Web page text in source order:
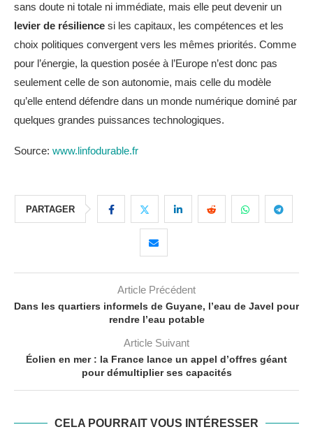
sans doute ni totale ni immédiate, mais elle peut devenir un
levier de résilience si les capitaux, les compétences et les
choix politiques convergent vers les mêmes priorités. Comme
pour l’énergie, la question posée à l’Europe n’est donc pas
seulement celle de son autonomie, mais celle du modèle
qu’elle entend défendre dans un monde numérique dominé par
quelques grandes puissances technologiques.
Source: www.linfodurable.fr
PARTAGER
Article Précédent
Dans les quartiers informels de Guyane, l’eau de Javel pour
rendre l’eau potable
Article Suivant
Éolien en mer : la France lance un appel d’offres géant
pour démultiplier ses capacités
CELA POURRAIT VOUS INTÉRESSER